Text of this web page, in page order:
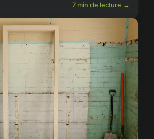
7 min de lecture →